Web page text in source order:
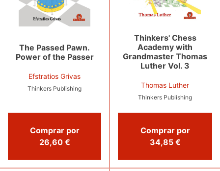
The Passed Pawn.
Power of the Passer
Efstratios Grivas
Thinkers Publishing
Comprar por
26,60 €
Thinkers' Chess
Academy with
Grandmaster Thomas
Luther Vol. 3
Thomas Luther
Thinkers Publishing
Comprar por
34,85 €